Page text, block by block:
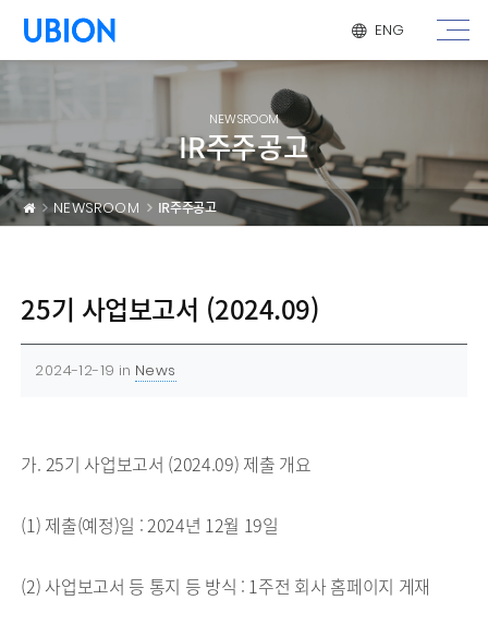
메뉴 건너 뛰기
ENG
NEWSROOM
IR주주공고
NEWSROOM IR주주공고
25기 사업보고서 (2024.09)
2024-12-19 in News
가. 25기 사업보고서 (2024.09) 제출 개요
(1) 제출(예정)일 : 2024년 12월 19일
(2) 사업보고서 등 통지 등 방식 : 1주전 회사 홈페이지 게재